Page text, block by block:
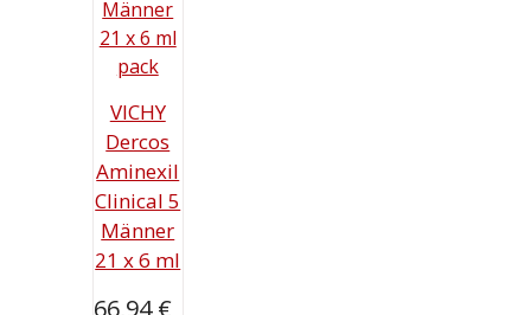
VICHY
Dercos
Aminexil
Clinical 5
Männer
21 x 6 ml
66,94€